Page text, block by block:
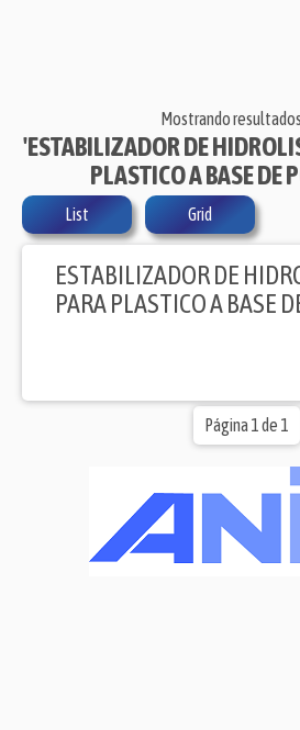
Mostrando
'ESTABILIZADOR DE
PLASTICO A BASE DE
List Grid
ESTABILIZADOR DE
PARA PLASTICO A BASE
Página 1 de 1